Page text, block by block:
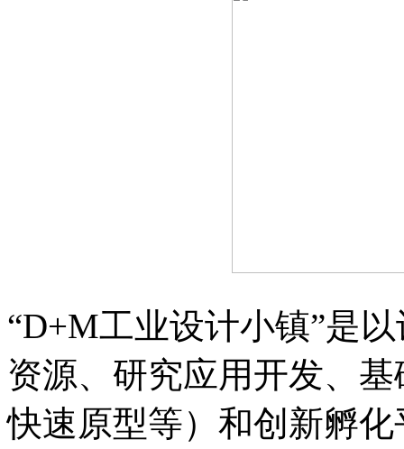
“D+M工业设计小镇”是
资源、研究应用开发、
快速原型等）和创新孵